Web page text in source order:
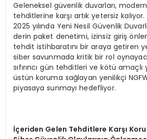
Geleneksel güvenlik duvarları,
tehditlerine karşı artık yetersiz
2025 yılında Yeni Nesil Güvenlik
derin paket denetimi, izinsiz giriş
tehdit istihbaratını bir araya getiren
siber savunmada kritik bir rol
sıfırıncı gün tehditleri ve kötü amaçlı
üstün koruma sağlayan yenilikçi
piyasaya sunmayı hedefliyor.
İçeriden Gelen Tehditlere Karşı